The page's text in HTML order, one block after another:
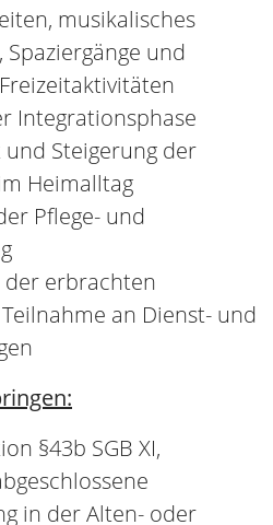
wünschenswert
und
mit Menschen
und
Teamfähige und
Initiative und
Wissen durch
ständig zu
rundet dein Profil